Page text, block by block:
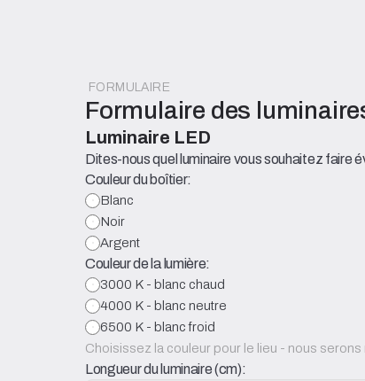
FORMULAIRE
Formulaire des
Luminaire LED
Dites-nous quel luminaire vous souhaitez faire
Couleur du boîtier:
Blanc
Noir
Argent
Couleur de la lumière:
3000 K - blanc chaud
4000 K - blanc neutre
6500 K - blanc froid
Choisissez la couleur pour le lieu - nous
Longueur du luminaire (cm):